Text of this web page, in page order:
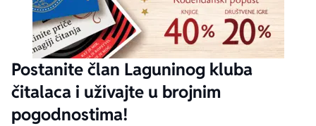
Postanite član Laguninog kluba
čitalaca i uživajte u brojnim
pogodnostima!